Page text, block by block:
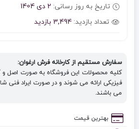
تاریخ به روز رسانی: 2 دی 1404
تعداد بازدید: 3,494 بازدید
سفارش مستقیم از کارخانه فرش ارغوان:
کلیه محصولات این فروشگاه به صورت اصل و
فیزیکی ارائه می شوند و در صورت ایراد فنی
می باشند.
بهترین قیمت